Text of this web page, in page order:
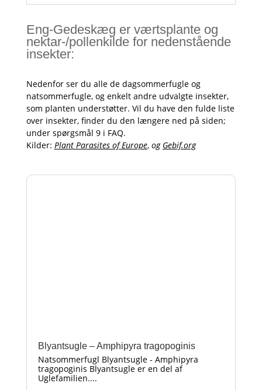
Eng-Gedeskæg er værtsplante og
nektar-/pollenkilde for nedenstående
insekter:
Nedenfor ser du alle de dagsommerfugle og
natsommerfugle, og enkelt andre udvalgte insekter,
som planten understøtter. Vil du have den fulde liste
over insekter, finder du den længere ned på siden;
under spørgsmål 9 i FAQ.
Kilder: Plant Parasites of Europe, og Gebif.org
Blyantsugle – Amphipyra tragopoginis
Natsommerfugl Blyantsugle - Amphipyra
tragopoginis Blyantsugle er en del af
Uglefamilien....